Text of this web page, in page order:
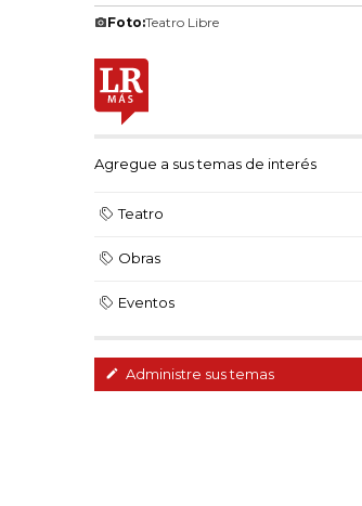
Foto:Teatro Libre
Agregue a sus temas de interés
Teatro
Obras
Eventos
Administre sus temas